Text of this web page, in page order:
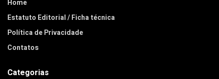
Home
Estatuto Editorial / Ficha técnica
Política de Privacidade
Contatos
Categorias